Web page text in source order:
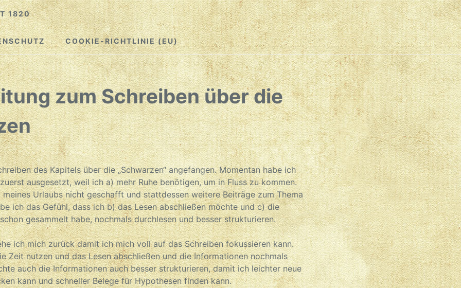
1820
COOKIE-RICHTLINIE (EU)
zum Schreiben über die
des Kapitels über die „Schwarzen“ angefangen. Momentan habe ich
ausgesetzt, weil ich a) mehr Ruhe benötigen, um in Fluss zu kommen.
meines Urlaubs nicht geschafft und stattdessen weitere Beiträge zum Thema
ich das Gefühl, dass ich b) das Lesen abschließen möchte und c) die
gesammelt habe, nochmals durchlesen und besser strukturieren.
ich mich zurück damit ich mich voll auf das Schreiben fokussieren kann.
Zeit nutzen und das Lesen abschließen und die Informationen nochmals
auch die Informationen auch besser strukturieren, damit ich leichter neue
kann und schneller Belege für Hypothesen finden kann.